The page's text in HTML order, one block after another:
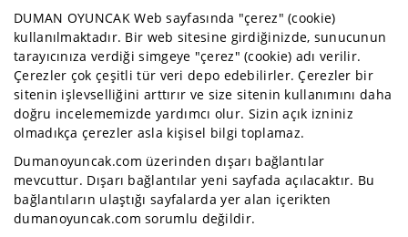
Köpük
Atanlar
Ve
Işık
Grubu
Kutu
Oyunları
Lisanslı
Oyuncaklar
DUMAN OYUNCAK Web sayfasında "çerez" (cookie)
kullanılmaktadır. Bir web sitesine girdiğinizde, sunucunun
tarayıcınıza verdiği simgeye "çerez" (cookie) adı verilir.
Çerezler çok çeşitli tür veri depo edebilirler. Çerezler bir
sitenin işlevselliğini arttırır ve size sitenin kullanımını daha
doğru incelememizde yardımcı olur. Sizin açık izniniz
olmadıkça çerezler asla kişisel bilgi toplamaz.
Dumanoyuncak.com üzerinden dışarı bağlantılar
mevcuttur. Dışarı bağlantılar yeni sayfada açılacaktır. Bu
bağlantıların ulaştığı sayfalarda yer alan içerikten
dumanoyuncak.com sorumlu değildir.